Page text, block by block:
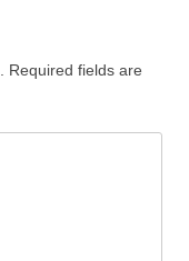
Required fields are